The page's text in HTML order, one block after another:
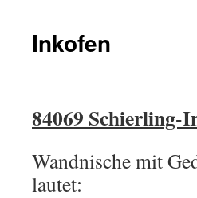
Inkofen
84069 Schierling-
Wandnische mit
lautet: